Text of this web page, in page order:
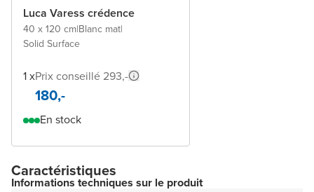
Luca Varess crédence
40 x 120 cm|Blanc mat|
Solid Surface
1 xPrix conseillé 293,-
180,-
En stock
Caractéristiques
Informations techniques sur le produit